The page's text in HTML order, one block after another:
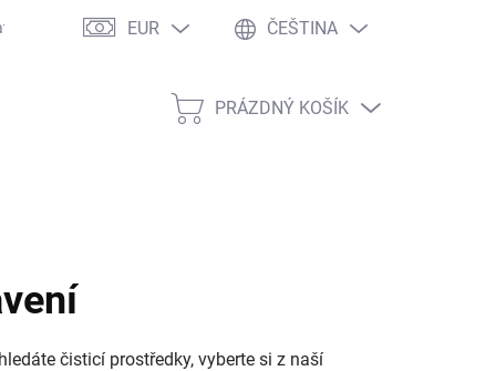
objednávky Zákaznické slevy Velkoobchod
EUR ČEŠTINA
NÁKUPNÍ
PRÁZDNÝ KOŠÍK
čisticí prostředky, vyberte si z naší